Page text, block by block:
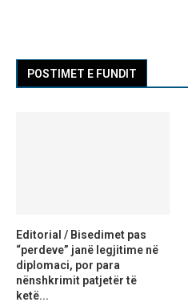
POSTIMET E FUNDIT
Editorial / Bisedimet pas
“perdeve” janë legjitime në
diplomaci, por para
nënshkrimit patjetër të
ketë...